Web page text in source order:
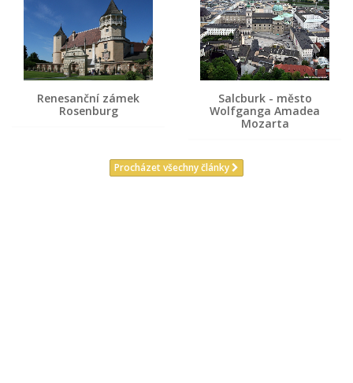
Renesanční zámek
Rosenburg
Salcburk - město
Wolfganga Amadea
Mozarta
Procházet všechny články